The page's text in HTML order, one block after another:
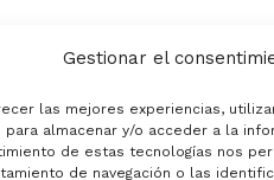
Gestionar el
las mejores experiencias,
para almacenar y/o acceder a la
de estas tecnologías nos
de navegación o las